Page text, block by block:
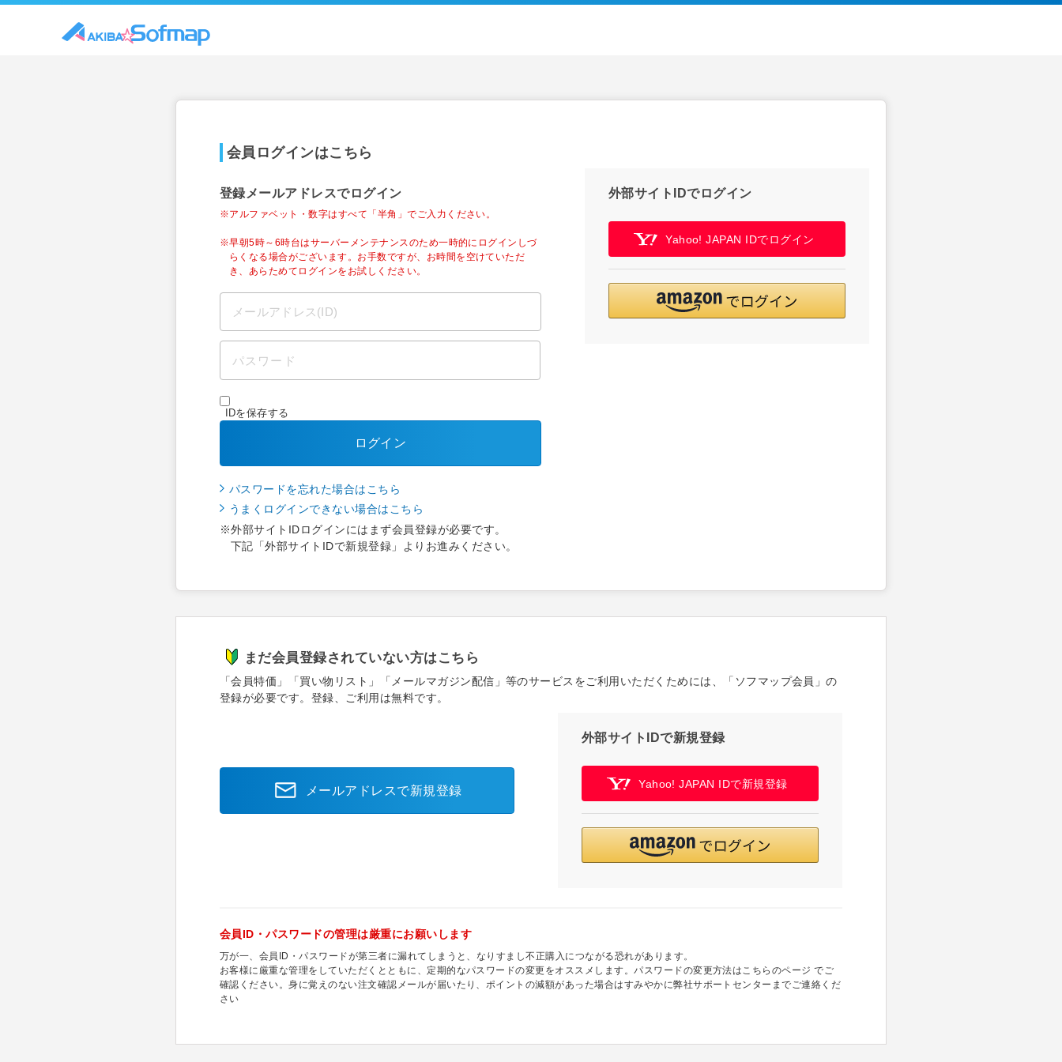
会員ログインはこちら
登録メールアドレスでログイン
※アルファベット・数字はすべて「半角」でご入力ください。
※早朝5時～6時台はサーバーメンテナンスのため一時的にログインしづ
らくなる場合がございます。お手数ですが、お時間を空けていただ
き、あらためてログインをお試しください。
IDを保存する
ログイン
パスワードを忘れた場合はこちら
うまくログインできない場合はこちら
※外部サイトIDログインにはまず会員登録が必要です。
下記「外部サイトIDで新規登録」よりお進みください。
外部サイトIDでログイン
Yahoo! JAPAN IDでログイン
まだ会員登録されていない方はこちら
「会員特価」「買い物リスト」「メールマガジン配信」等のサービスをご利用いただくためには、「ソフマップ会員」の
登録が必要です。登録、ご利用は無料です。
メールアドレスで新規登録
外部サイトIDで新規登録
Yahoo! JAPAN IDで新規登録
会員ID・パスワードの管理は厳重にお願いします
万が一、会員ID・パスワードが第三者に漏れてしまうと、なりすまし不正購入につながる恐れがあります。
お客様に厳重な管理をしていただくとともに、定期的なパスワードの変更をオススメします。パスワードの変更方法はこちらのページ でご
確認ください。身に覚えのない注文確認メールが届いたり、ポイントの減額があった場合はすみやかに弊社サポートセンターまでご連絡くだ
さい